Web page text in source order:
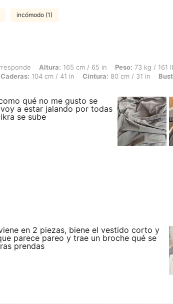
incómodo (1)
Altura: 165 cm / 65 in, Peso: 73 kg / 161 lbs, Forma
Altura: 165 cm / 65 in Peso: 73 kg / 161
Caderas: 104 cm / 41 in Cintura: 80 cm / 31 in
qué no me gusto se
a estar jalando por todas
se sube
en 2 piezas, biene el vestido corto y
parece pareo y trae un broche qué se
prendas